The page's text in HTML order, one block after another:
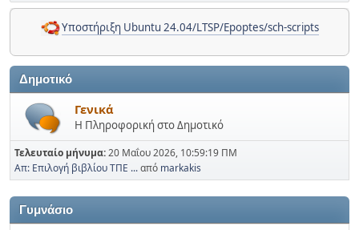
Υποστήριξη Ubuntu 24.04/LTSP/Epoptes/sch-scripts
Δημοτικό
Γενικά
Η Πληροφορική στο Δημοτικό
Τελευταίο μήνυμα:20 Μαΐου 2026, 10:59:19 ΠΜ
Απ: Επιλογή βιβλίου ΤΠΕ ...από markakis
Γυμνάσιο